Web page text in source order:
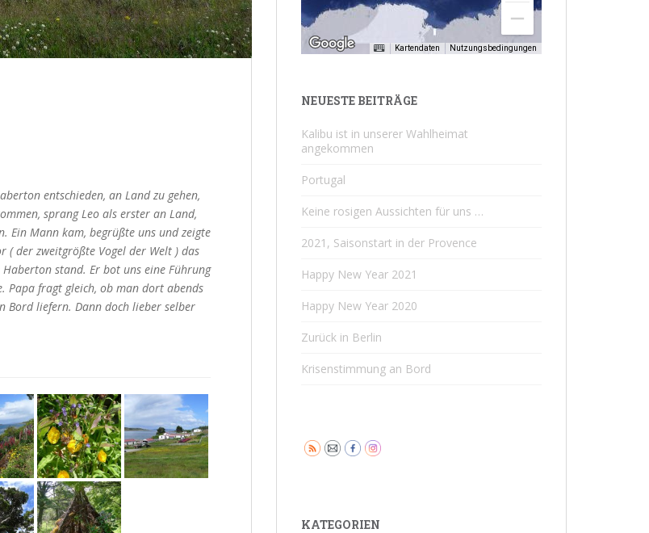
entschieden, an Land zu gehen,
sprang Leo als erster an Land,
Ein Mann kam, begrüßte uns und zeigte
( der zweitgrößte Vogel der Welt ) das
stand. Er bot uns eine Führung
Papa fragt gleich, ob man dort abends
Bord liefern. Dann doch lieber selber
Kartendaten Nutzungsbedingungen
NEUESTE BEITRÄGE
Kalibu ist in unserer Wahlheimat
angekommen
Portugal
Keine rosigen Aussichten für uns …
2021, Saisonstart in der Provence
Happy New Year 2021
Happy New Year 2020
Zurück in Berlin
Krisenstimmung an Bord
KATEGORIEN